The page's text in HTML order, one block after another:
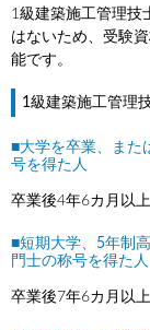
1級建築施工管理技
はないため、受験
能です。
1級建築施工管理
■大学を卒業、また
号を得た人
卒業後4年6カ月以
■短期大学、5年制
門士の称号を得た人
卒業後7年6カ月以